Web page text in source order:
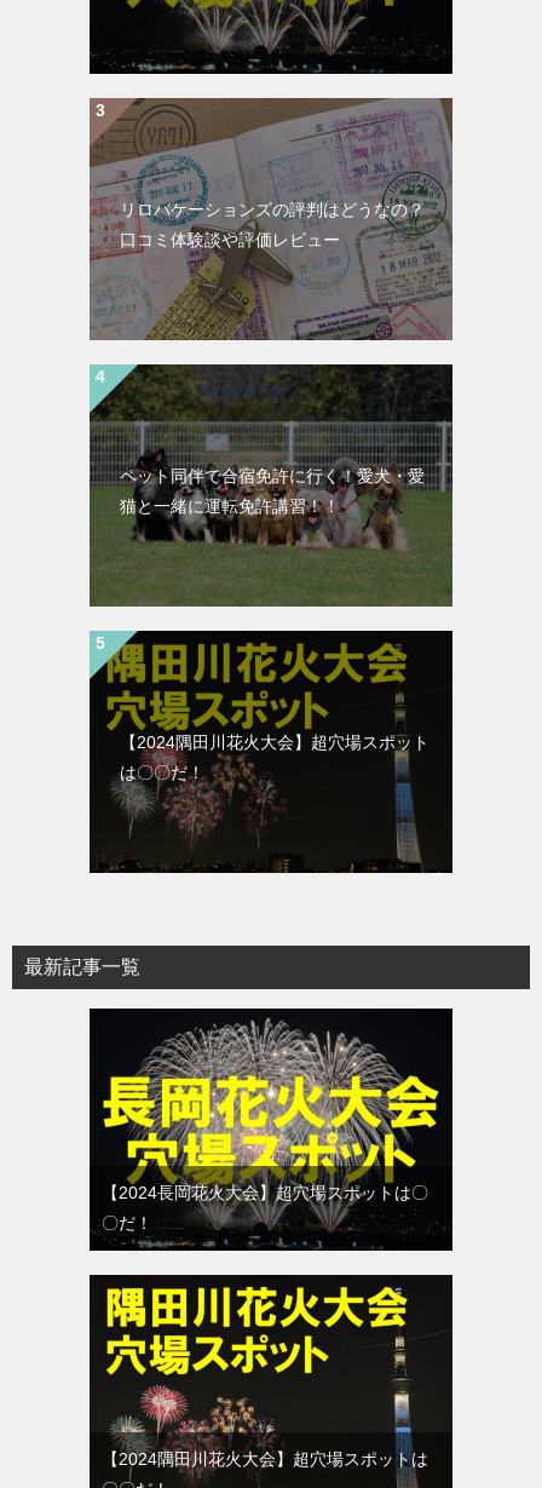
リロバケーションズの評判はどうなの？
口コミ体験談や評価レビュー
ペット同伴で合宿免許に行く！愛犬・愛
猫と一緒に運転免許講習！！
【2024隅田川花火大会】超穴場スポット
は〇〇だ！
最新記事一覧
【2024長岡花火大会】超穴場スポットは〇
〇だ！
【2024隅田川花火大会】超穴場スポットは